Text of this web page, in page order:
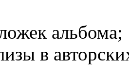
альбома;
в